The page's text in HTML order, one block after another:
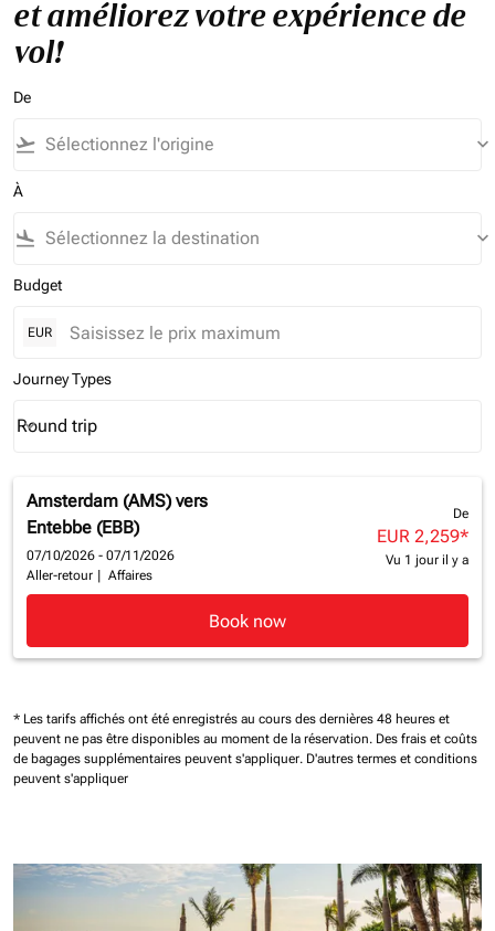
et améliorez votre expérience de
vol!
De
flight_takeoff keyboard_arrow_down
À
flight_land keyboard_arrow_down
Budget
EUR
Journey Types
Journey Types option Round trip Selected
Round trip
keyboard_arrow_down
Amsterdam (AMS) vers
Entebbe (EBB)
07/10/2026 - 07/11/2026
Aller-retour
Affaires
De
EUR 2,259*
Vu 1 jour il y a
Book now
* Les tarifs affichés ont été enregistrés au cours des dernières 48 heures et
peuvent ne pas être disponibles au moment de la réservation. Des frais et coûts
de bagages supplémentaires peuvent s'appliquer. D'autres termes et conditions
peuvent s'appliquer